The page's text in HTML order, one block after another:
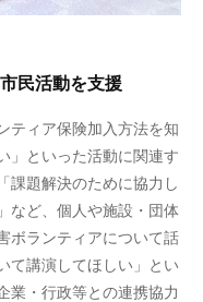
民活動を支援
ティア保険加入方法を知
」といった活動に関連す
課題解決のために協力し
など、個人や施設・団体
ボランティアについて話
て講演してほしい」とい
業・行政等との連携協力